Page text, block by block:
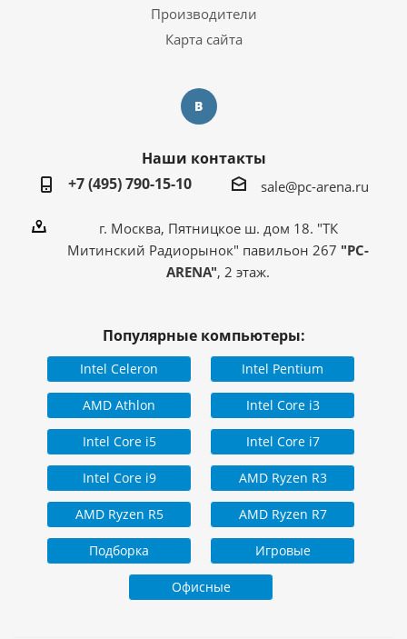
Производители
Карта сайта
Наши контакты
+7 (495) 790-15-10
sale@pc-arena.ru
г. Москва, Пятницкое ш. дом 18. "ТК
Митинский Радиорынок" павильон 267 "PC-
ARENA", 2 этаж.
Популярные компьютеры:
Intel Celeron Intel Pentium
AMD Athlon Intel Core i3
Intel Core i5 Intel Core i7
Intel Core i9 AMD Ryzen R3
AMD Ryzen R5 AMD Ryzen R7
Подборка Игровые
Офисные